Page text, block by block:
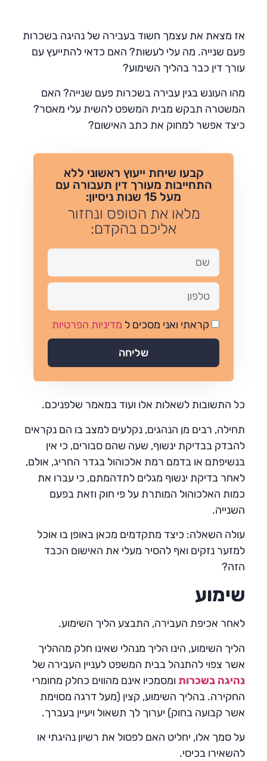
אז מצאת את עצמך חשוד בעבירה של נהיגה בשכרות
פעם שנייה. מה עלי לעשות? האם כדאי להתייעץ עם
עורך דין כבר בהליך השימוע?
מהו העונש בגין עבירה בשכרות פעם שנייה? האם
המשטרה תבקש מבית המשפט להשית עלי מאסר?
כיצד אפשר למחוק את כתב האישום?
קבעו שיחת ייעוץ ראשוני ללא
התחייבות מעורך דין תעבורה עם
מעל 15 שנות ניסיון:
מלאו את הטופס ונחזור
אליכם בהקדם:
קראתי ואני מסכים ל מדיניות הפרטיות
שליחה
כל התשובות לשאלות אלו ועוד במאמר שלפניכם.
תחילה, רבים מן הנהגים, נקלעים למצב בו הם נקראים
להבדק בבדיקת ינשוף, שעה שהם סבורים, כי אין
בנשיפתם או בדמם רמת אלכוהול בגדר החריג, אולם,
לאחר בדיקת ינשוף מגלים לתדהמתם, כי עברו את
כמות האלכוהול המותרת על פי חוק וזאת בפעם
השנייה.
עולה השאלה: כיצד מתקדמים מכאן באופן בו אוכל
למזער נזקים ואף להסיר מעלי את האישום הכבד
הזה?
שימוע
לאחר אכיפת העבירה, התבצע הליך השימוע.
הליך השימוע, הינו הליך מנהלי שאינו חלק מההליך
אשר צפוי להתנהל בבית המשפט לעניין העבירה של
נהיגה בשכרות ומסמכיו אינם מהווים כחלק מחומרי
החקירה. בהליך השימוע, קצין (מעל דרגה מסוימת
אשר קבועה בחוק) יערוך לך תשאול ויעיין בעברך.
על סמך אלו, יחליט האם לפסול את רשיון נהיגתי או
להשאירו בכיסי.